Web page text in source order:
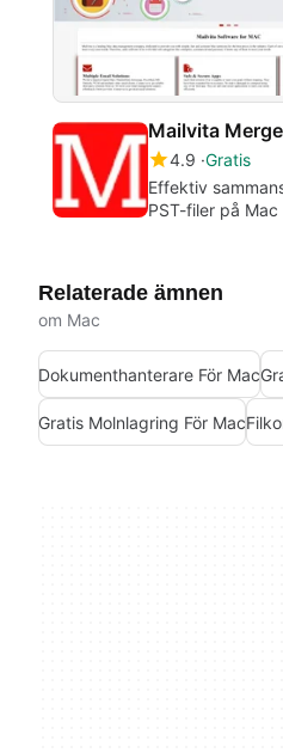
4.9 Gratis
Effektiv
PST-filer på Mac
Relaterade ämnen
om Mac
Dokumenthanterare För Mac
Gratis Molnlagring För Mac